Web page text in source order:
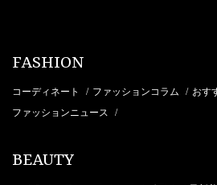
FASHION
コーディネート / ファッションコラム / おす
ファッションニュース /
BEAUTY